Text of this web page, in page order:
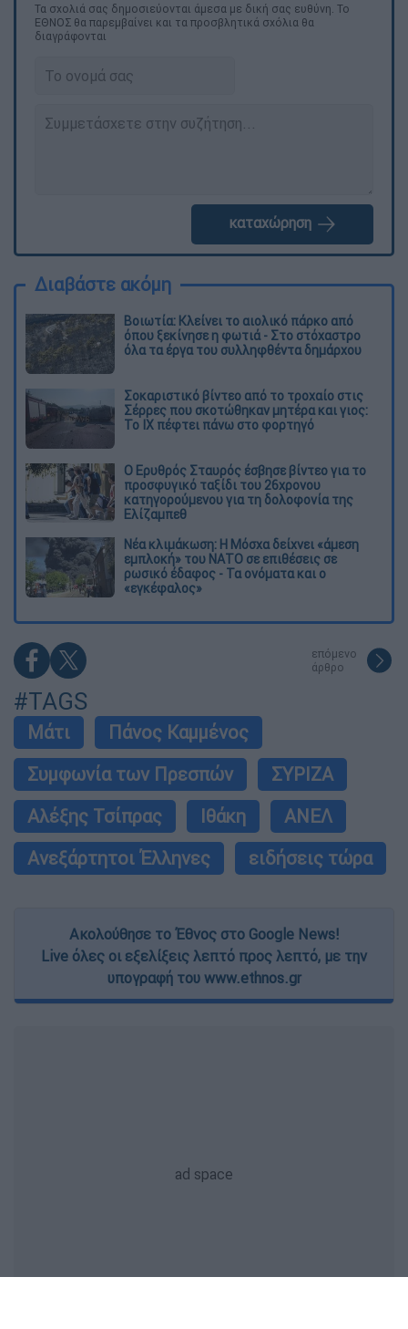
Τα σχολιά σας δημοσιεύονται άμεσα με δική σας ευθύνη. Το
ΕΘΝΟΣ θα παρεμβαίνει και τα προσβλητικά σχόλια θα
διαγράφονται
καταχώρηση
Διαβάστε ακόμη
Βοιωτία: Κλείνει το αιολικό πάρκο από
όπου ξεκίνησε η φωτιά - Στο στόχαστρο
όλα τα έργα του συλληφθέντα δημάρχου
Σοκαριστικό βίντεο από το τροχαίο στις
Σέρρες που σκοτώθηκαν μητέρα και γιος:
Το ΙΧ πέφτει πάνω στο φορτηγό
Ο Ερυθρός Σταυρός έσβησε βίντεο για το
προσφυγικό ταξίδι του 26χρονου
κατηγορούμενου για τη δολοφονία της
Ελίζαμπεθ
Νέα κλιμάκωση: Η Μόσχα δείχνει «άμεση
εμπλοκή» του ΝΑΤΟ σε επιθέσεις σε
ρωσικό έδαφος - Τα ονόματα και ο
«εγκέφαλος»
επόμενο
άρθρο
#TAGS
Μάτι
Πάνος Καμμένος
Συμφωνία των Πρεσπών
ΣΥΡΙΖΑ
Αλέξης Τσίπρας
Ιθάκη
ΑΝΕΛ
Ανεξάρτητοι Έλληνες
ειδήσεις τώρα
Ακολούθησε το Έθνος στο Google News!
Live όλες οι εξελίξεις λεπτό προς λεπτό, με την
υπογραφή του www.ethnos.gr